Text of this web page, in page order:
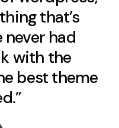
that’s
never had
with the
best theme